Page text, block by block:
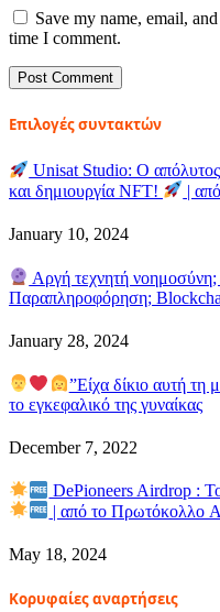
Save my name, email,
time I comment.
Επιλογές συντακτών
Unisat Studio: Ο
και δημιουργία NFT!
|
January 10, 2024
Αργή τεχνητή
Παραπληροφόρηση;
January 28, 2024
”Είχα δίκιο αυτή τη
το εγκεφαλικό της γυναίκας
December 7, 2022
DePioneers Airdrop :
| από το Πρωτόκολλο
May 18, 2024
Κορυφαίες αναρτήσεις